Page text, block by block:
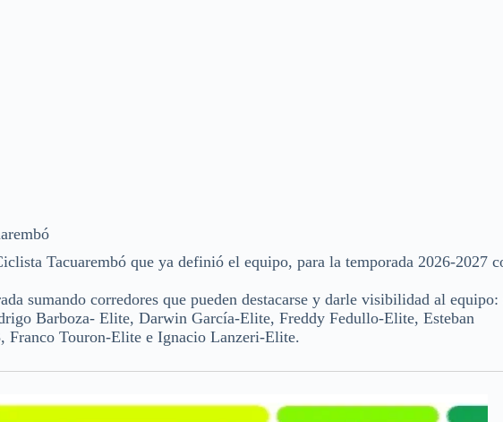
Tacuarembó que ya definió el equipo, para la temporada 2026-2027
sumando corredores que pueden destacarse y darle visibilidad al equipo:
Barboza- Elite, Darwin García-Elite, Freddy Fedullo-Elite, Esteban
Franco Touron-Elite e Ignacio Lanzeri-Elite.